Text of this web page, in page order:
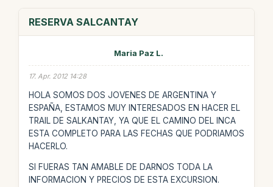
RESERVA SALCANTAY
Maria Paz L.
17. Apr. 2012 14:28
HOLA SOMOS DOS JOVENES DE ARGENTINA Y
ESPAÑA, ESTAMOS MUY INTERESADOS EN HACER EL
TRAIL DE SALKANTAY, YA QUE EL CAMINO DEL INCA
ESTA COMPLETO PARA LAS FECHAS QUE PODRIAMOS
HACERLO.
SI FUERAS TAN AMABLE DE DARNOS TODA LA
INFORMACION Y PRECIOS DE ESTA EXCURSION.